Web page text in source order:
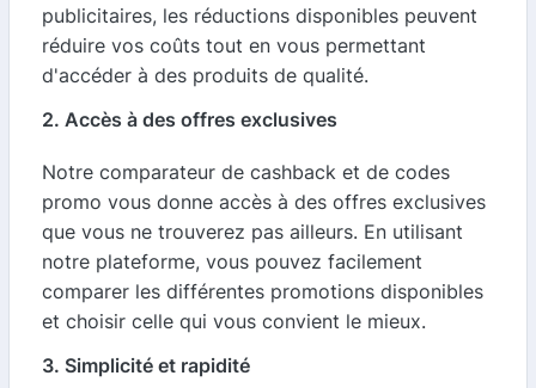
publicitaires, les réductions disponibles peuvent
réduire vos coûts tout en vous permettant
d'accéder à des produits de qualité.
2. Accès à des offres exclusives
Notre comparateur de cashback et de codes
promo vous donne accès à des offres exclusives
que vous ne trouverez pas ailleurs. En utilisant
notre plateforme, vous pouvez facilement
comparer les différentes promotions disponibles
et choisir celle qui vous convient le mieux.
3. Simplicité et rapidité